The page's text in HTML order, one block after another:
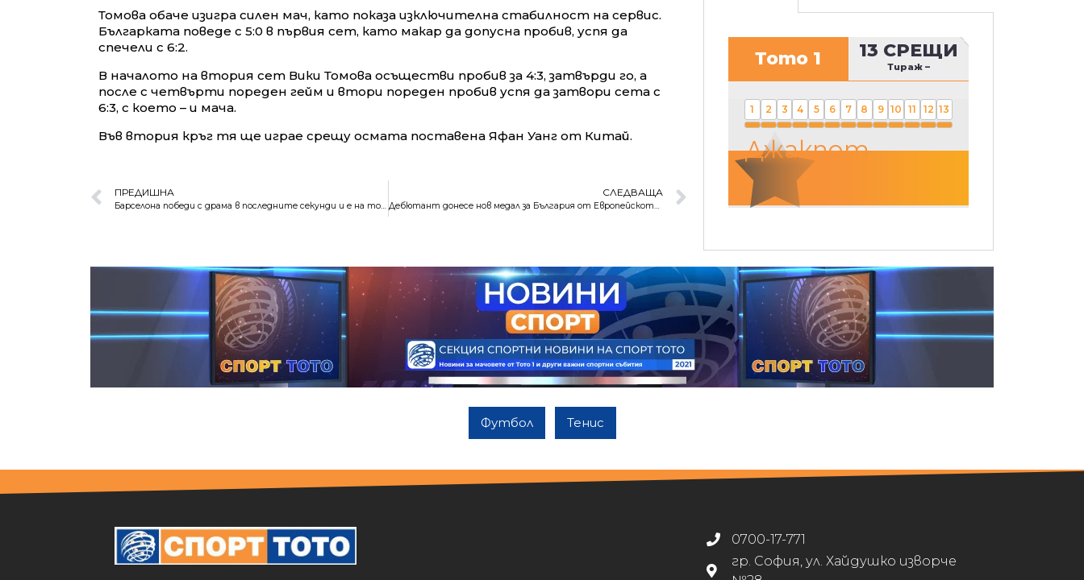
Томова обаче изигра силен мач, като показа изключителна стабилност на сервис.
Българката поведе с 5:0 в първия сет, като макар да допусна пробив, успя да
спечели с 6:2.
В началото на втория сет Вики Томова осъществи пробив за 4:3, затвърди го, а
после с четвърти пореден гейм и втори пореден пробив успя да затвори сета с
6:3, с което – и мача.
Във втория кръг тя ще играе срещу осмата поставена Яфан Уанг от Китай.
ПРЕДИШНА
Барселона победи с драма в последните секунди и е на точка от върха
СЛЕДВАЩА
Дебютант донесе нов медал за България от Европейското по щанги
Тото 1 13 СРЕЩИ
Тираж –
1 2 3 4 5 6 7 8 9 10 11 12 13
Джакпот
Футбол Тенис
0700-17-771
гр. София, ул. Хайдушко изворче